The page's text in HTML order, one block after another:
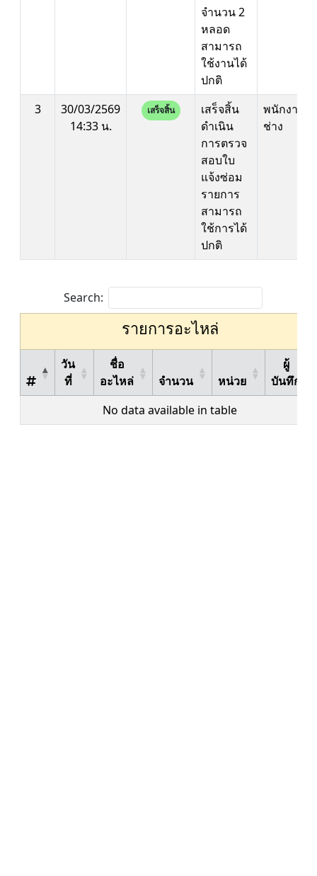
จำนวน 2
หลอด
สามารถ
ใช้งานได้
ปกติ
3
30/03/2569
14:33 น.
เสร็จสิ้น
เสร็จสิ้น
ดำเนิน
การตรวจ
สอบใบ
แจ้งซ่อม
รายการ
สามารถ
ใช้การได้
ปกติ
พนักงาน
ช่าง
Search:
รายการอะไหล่
วัน
ที่
ชื่อ
อะไหล่
จำนวน หน่วย
ผู้
บันทึก
No data available in table